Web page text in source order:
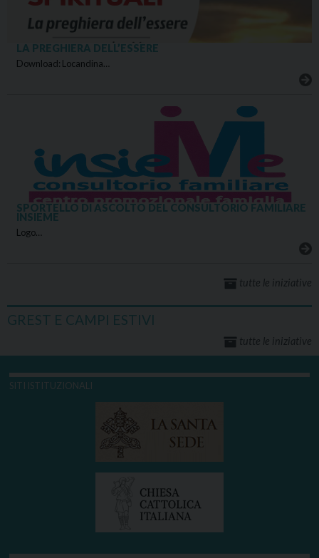
LA PREGHIERA DELL’ESSERE
Download: Locandina…
SPORTELLO DI ASCOLTO DEL CONSULTORIO FAMILIARE
INSIEME
Logo…
tutte le iniziative
GREST E CAMPI ESTIVI
tutte le iniziative
SITI ISTITUZIONALI